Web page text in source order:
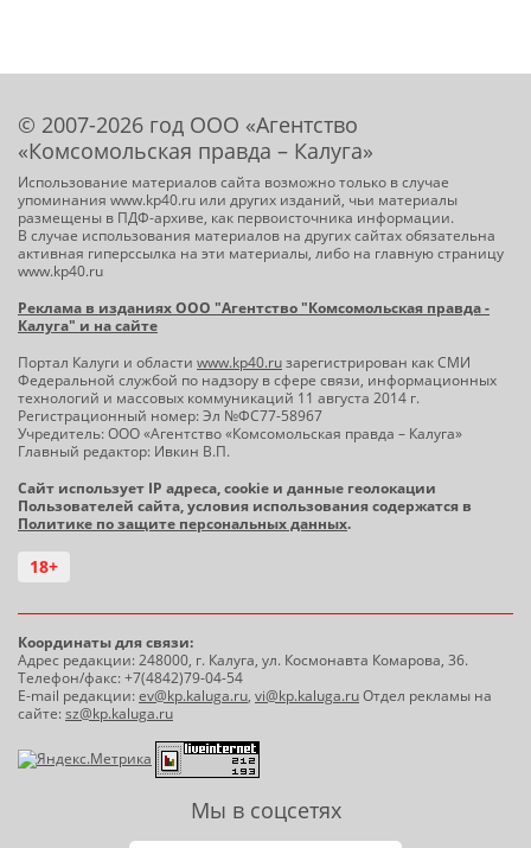
© 2007-2026 год ООО «Агентство
«Комсомольская правда – Калуга»
Использование материалов сайта возможно только в случае
упоминания www.kp40.ru или других изданий, чьи материалы
размещены в ПДФ-архиве, как первоисточника информации.
В случае использования материалов на других сайтах обязательна
активная гиперссылка на эти материалы, либо на главную страницу
www.kp40.ru
Реклама в изданиях ООО "Агентство "Комсомольская правда -
Калуга" и на сайте
Портал Калуги и области www.kp40.ruзарегистрирован как СМИ
Федеральной службой по надзору в сфере связи, информационных
технологий и массовых коммуникаций 11 августа 2014 г.
Регистрационный номер: Эл №ФС77-58967
Учредитель: ООО «Агентство «Комсомольская правда – Калуга»
Главный редактор: Ивкин В.П.
Сайт использует IP адреса, cookie и данные геолокации
Пользователей сайта, условия использования содержатся в
Политике по защите персональных данных.
18+
Координаты для связи:
Адрес редакции: 248000, г. Калуга, ул. Космонавта Комарова, 36.
Телефон/факс: +7(4842)79-04-54
E-mail редакции:ev@kp.kaluga.ru, vi@kp.kaluga.ruОтдел рекламы на
сайте:sz@kp.kaluga.ru
Мы в соцсетях